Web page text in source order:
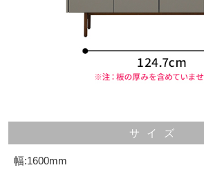
サイズ
幅:1600mm